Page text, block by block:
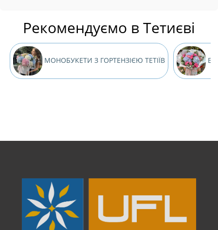
Рекомендуємо в Тетиєві
МОНОБУКЕТИ З ГОРТЕНЗІЄЮ ТЕТІЇВ